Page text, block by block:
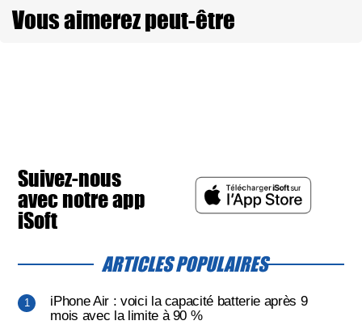
Vous aimerez peut-être
Suivez-nous
avec notre app
iSoft
ARTICLES POPULAIRES
iPhone Air : voici la capacité batterie après 9
mois avec la limite à 90 %